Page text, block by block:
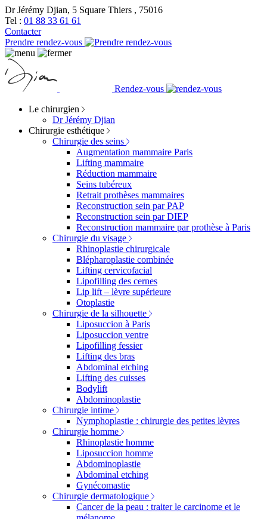
Dr Jérémy Djian, 5 Square Thiers , 75016
Tel : 01 88 33 61 61
Contacter
Prendre rendez-vous
Rendez-vous
Le chirurgien
Dr Jérémy Djian
Chirurgie esthétique
Chirurgie des seins
Augmentation mammaire Paris
Lifting mammaire
Réduction mammaire
Seins tubéreux
Retrait prothèses mammaires
Reconstruction sein par PAP
Reconstruction sein par DIEP
Reconstruction mammaire par prothèse à Paris
Chirurgie du visage
Rhinoplastie chirurgicale
Blépharoplastie combinée
Lifting cervicofacial
Lipofilling des cernes
Lip lift – lèvre supérieure
Otoplastie
Chirurgie de la silhouette
Liposuccion à Paris
Liposuccion ventre
Lipofilling fessier
Lifting des bras
Abdominal etching
Lifting des cuisses
Bodylift
Abdominoplastie
Chirurgie intime
Nymphoplastie : chirurgie des petites lèvres
Chirurgie homme
Rhinoplastie homme
Liposuccion homme
Abdominoplastie
Abdominal etching
Gynécomastie
Chirurgie dermatologique
Cancer de la peau : traiter le carcinome et le